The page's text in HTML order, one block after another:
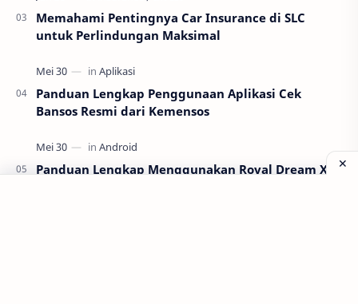
Memahami Pentingnya Car Insurance di SLC
untuk Perlindungan Maksimal
Panduan Lengkap Penggunaan Aplikasi Cek
Bansos Resmi dari Kemensos
Panduan Lengkap Menggunakan Royal Dream X8